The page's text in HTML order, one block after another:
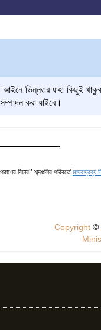
ভিন্নতর যাহা কিছুই
সম্পাদন করা যাইবে।
বিচার’’ শব্দগুলির পরিবর্তেমাদকদ্রব্য
Copyright©